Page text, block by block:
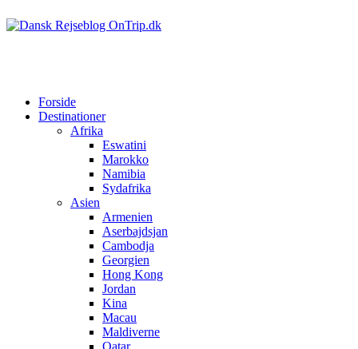
Forside
Destinationer
Afrika
Eswatini
Marokko
Namibia
Sydafrika
Asien
Armenien
Aserbajdsjan
Cambodja
Georgien
Hong Kong
Jordan
Kina
Macau
Maldiverne
Qatar